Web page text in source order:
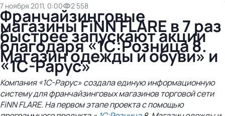
7 ноября 2011, 0:00 2 558
Франчайзинговые
магазины FiNN FLARE в 7 раз
быстрее запускают акции
благодаря «1С:Розница 8.
Магазин одежды и обуви» и
«1С-Рарус»
Компания «1С-Рарус» создала единую информационную
систему для франчайзинговых магазинов торговой сети
FiNN FLARE. На первом этапе проекта с помощью